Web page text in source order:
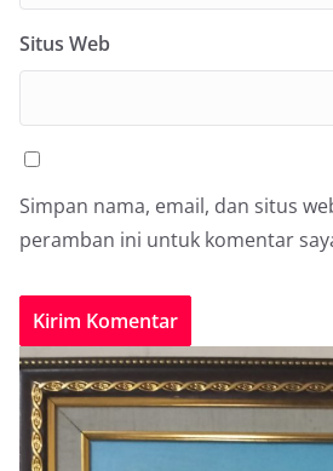
Situs Web
Simpan nama, email, dan situs
peramban ini untuk komentar